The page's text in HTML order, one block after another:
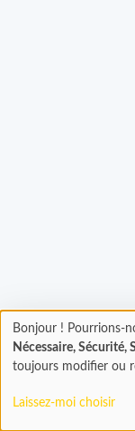
Chargement
En cours...
Bonjour ! Pourrions-
Nécessaire,
toujours modifier ou
Laissez-moi choisir